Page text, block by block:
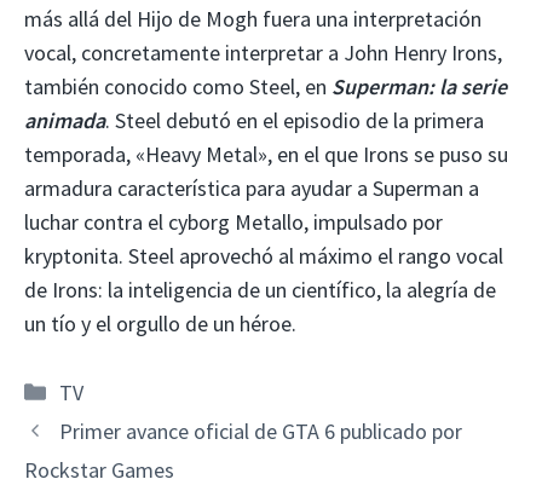
más allá del Hijo de Mogh fuera una interpretación
vocal, concretamente interpretar a John Henry Irons,
también conocido como Steel, en Superman: la serie
animada. Steel debutó en el episodio de la primera
temporada, «Heavy Metal», en el que Irons se puso su
armadura característica para ayudar a Superman a
luchar contra el cyborg Metallo, impulsado por
kryptonita. Steel aprovechó al máximo el rango vocal
de Irons: la inteligencia de un científico, la alegría de
un tío y el orgullo de un héroe.
Categorías
TV
Primer avance oficial de GTA 6 publicado por
Rockstar Games